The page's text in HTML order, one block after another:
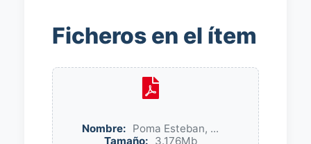
Ficheros en el ítem
Nombre: Poma Esteban, ...
Tamaño: 3.176Mb